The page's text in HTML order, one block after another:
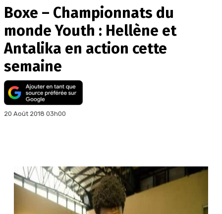
Boxe – Championnats du
monde Youth : Hellène et
Antalika en action cette
semaine
20 Août 2018 03h00